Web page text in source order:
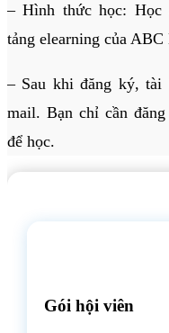
– Hình thức học: Học
tảng elearning của
– Sau khi đăng ký, tài
mail. Bạn chỉ cần
để học.
Gói hội viên